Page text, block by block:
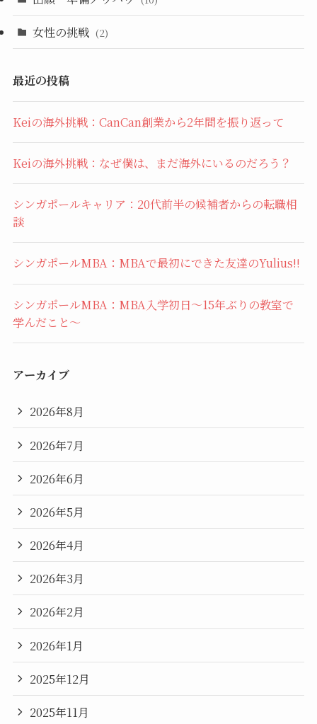
女性の挑戦 (2)
最近の投稿
Keiの海外挑戦：CanCan創業から2年間を振り返って
Keiの海外挑戦：なぜ僕は、まだ海外にいるのだろう？
シンガポールキャリア：20代前半の候補者からの転職相
談
シンガポールMBA：MBAで最初にできた友達のYulius!!
シンガポールMBA：MBA入学初日〜15年ぶりの教室で
学んだこと〜
アーカイブ
2026年8月
2026年7月
2026年6月
2026年5月
2026年4月
2026年3月
2026年2月
2026年1月
2025年12月
2025年11月